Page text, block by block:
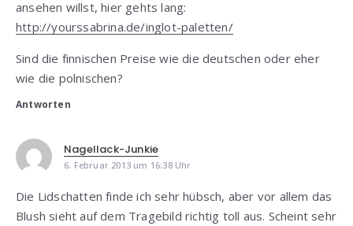
ansehen willst, hier gehts lang:
http://yourssabrina.de/inglot-paletten/
Sind die finnischen Preise wie die deutschen oder eher
wie die polnischen?
Antworten
Nagellack-Junkie
6. Februar 2013 um 16:38 Uhr
Die Lidschatten finde ich sehr hübsch, aber vor allem das
Blush sieht auf dem Tragebild richtig toll aus. Scheint sehr